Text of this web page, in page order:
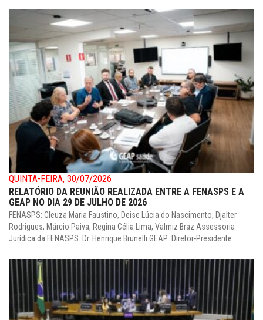
QUINTA-FEIRA, 30/07/2026
RELATÓRIO DA REUNIÃO REALIZADA ENTRE A FENASPS E A
GEAP NO DIA 29 DE JULHO DE 2026
FENASPS: Cleuza Maria Faustino, Deise Lúcia do Nascimento, Djalter
Rodrigues, Márcio Paiva, Regina Célia Lima, Valmiz Braz.Assessoria
Jurídica da FENASPS: Dr. Henrique Brunelli.GEAP: Diretor-Presidente ...